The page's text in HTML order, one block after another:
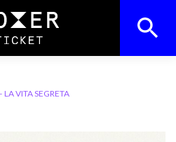
VITA SEGRETA